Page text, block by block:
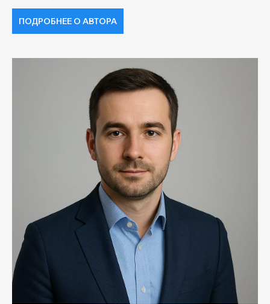
ПОДРОБНЕЕ О АВТОРА